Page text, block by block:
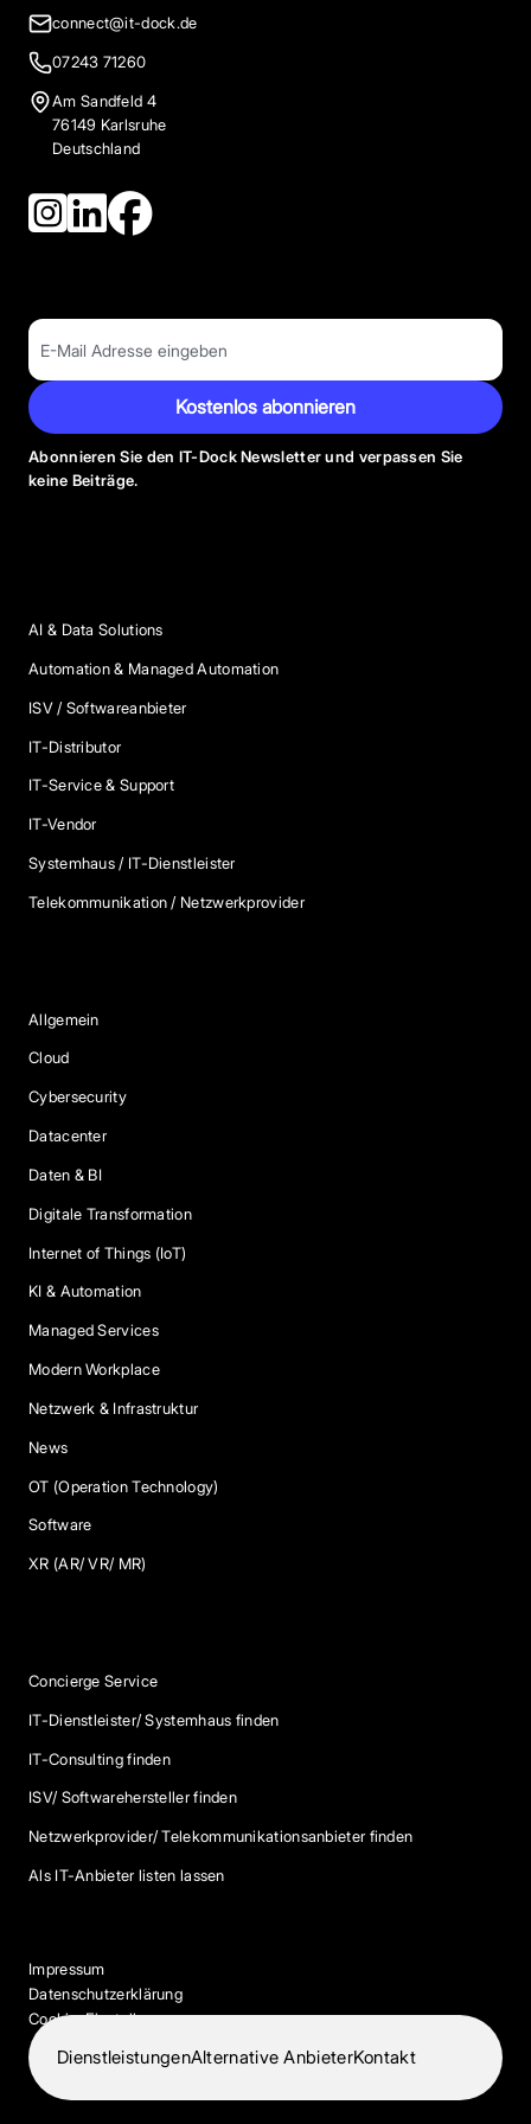
DienstleistungenAlternative AnbieterKontakt
connect@it-dock.de
07243 71260
Am Sandfeld 4
76149 Karlsruhe
Deutschland
Kostenlos abonnieren
Abonnieren Sie den IT-Dock Newsletter und verpassen Sie
keine Beiträge.
AI & Data Solutions
Automation & Managed Automation
ISV / Softwareanbieter
IT-Distributor
IT-Service & Support
IT-Vendor
Systemhaus / IT-Dienstleister
Telekommunikation / Netzwerkprovider
Allgemein
Cloud
Cybersecurity
Datacenter
Daten & BI
Digitale Transformation
Internet of Things (IoT)
KI & Automation
Managed Services
Modern Workplace
Netzwerk & Infrastruktur
News
OT (Operation Technology)
Software
XR (AR/ VR/ MR)
Concierge Service
IT-Dienstleister/ Systemhaus finden
IT-Consulting finden
ISV/ Softwarehersteller finden
Netzwerkprovider/ Telekommunikationsanbieter finden
Als IT-Anbieter listen lassen
© 2026 IT-Dock. Alle Rechte vorbehalten.
Impressum
Datenschutzerklärung
Cookie-Einstellungen